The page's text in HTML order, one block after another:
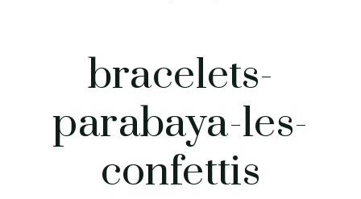
bracelets-
parabaya-les-
confettis